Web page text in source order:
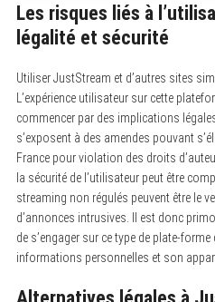
Les risques liés à
légalité et sécurité
Utiliser JustStream et d’autres sites
L’expérience utilisateur sur cette
commencer par des implications
s’exposent à des amendes pouvant
France pour violation des droits
la sécurité de l’utilisateur peut être
streaming non régulés peuvent être le
d’annonces intrusives. Il est donc
de s’engager sur ce type de plate-
informations personnelles et son